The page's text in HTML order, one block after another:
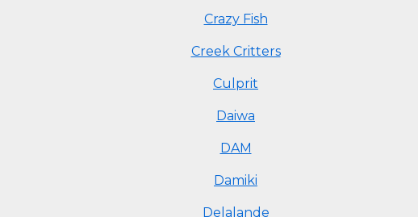
Crazy Fish
Creek Critters
Culprit
Daiwa
DAM
Damiki
Delalande